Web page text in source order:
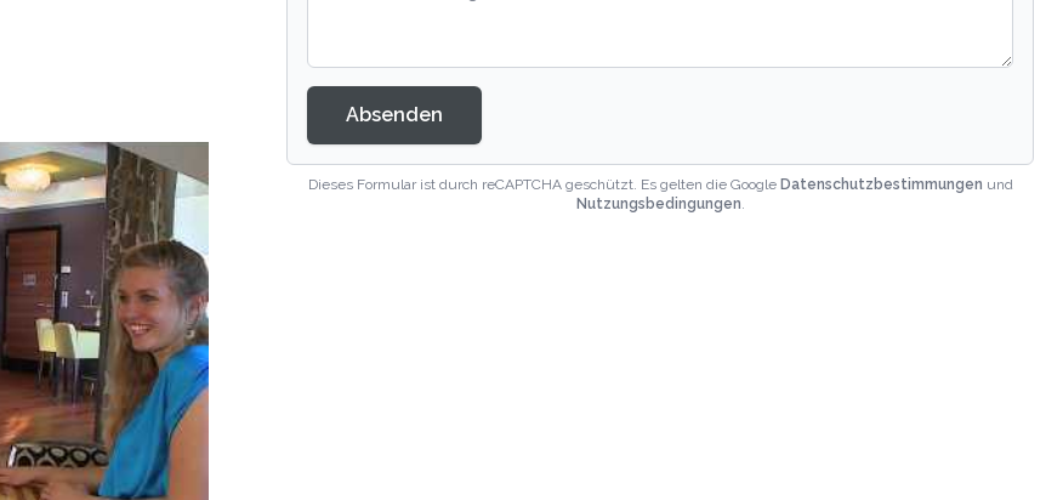
Absenden
Dieses Formular ist durch reCAPTCHA geschützt. Es gelten die Google Datenschutzbestimmungen und
Nutzungsbedingungen.